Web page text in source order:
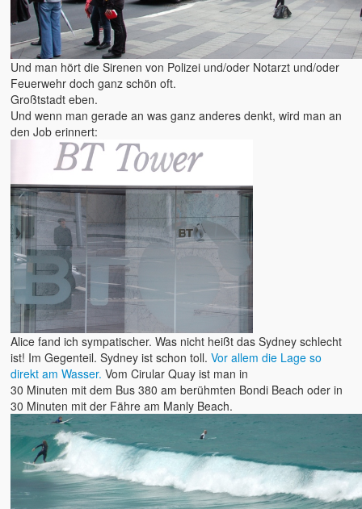
contact me
Und man hört die Sirenen von Polizei und/oder Notarzt und/oder
Feuerwehr doch ganz schön oft.
Großtstadt eben.
Und wenn man gerade an was ganz anderes denkt, wird man an
den Job erinnert:
Alice fand ich sympatischer. Was nicht heißt das Sydney schlecht
ist! Im Gegenteil. Sydney ist schon toll.Vor allem die Lage so
direkt am Wasser. Vom Cirular Quay ist man in
30 Minuten mit dem Bus 380 am berühmten Bondi Beach oder in
30 Minuten mit der Fähre am Manly Beach.